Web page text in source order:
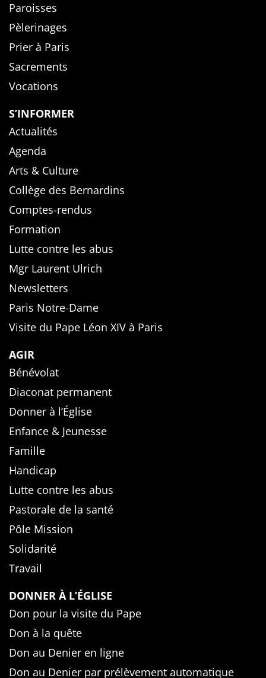
Paroisses
Pèlerinages
Prier à Paris
Sacrements
Vocations
S’INFORMER
Actualités
Agenda
Arts & Culture
Collège des Bernardins
Comptes-rendus
Formation
Lutte contre les abus
Mgr Laurent Ulrich
Newsletters
Paris Notre-Dame
Visite du Pape Léon XIV à Paris
AGIR
Bénévolat
Diaconat permanent
Donner à l’Église
Enfance & Jeunesse
Famille
Handicap
Lutte contre les abus
Pastorale de la santé
Pôle Mission
Solidarité
Travail
DONNER À L’ÉGLISE
Don pour la visite du Pape
Don à la quête
Don au Denier en ligne
Don au Denier par prélèvement automatique